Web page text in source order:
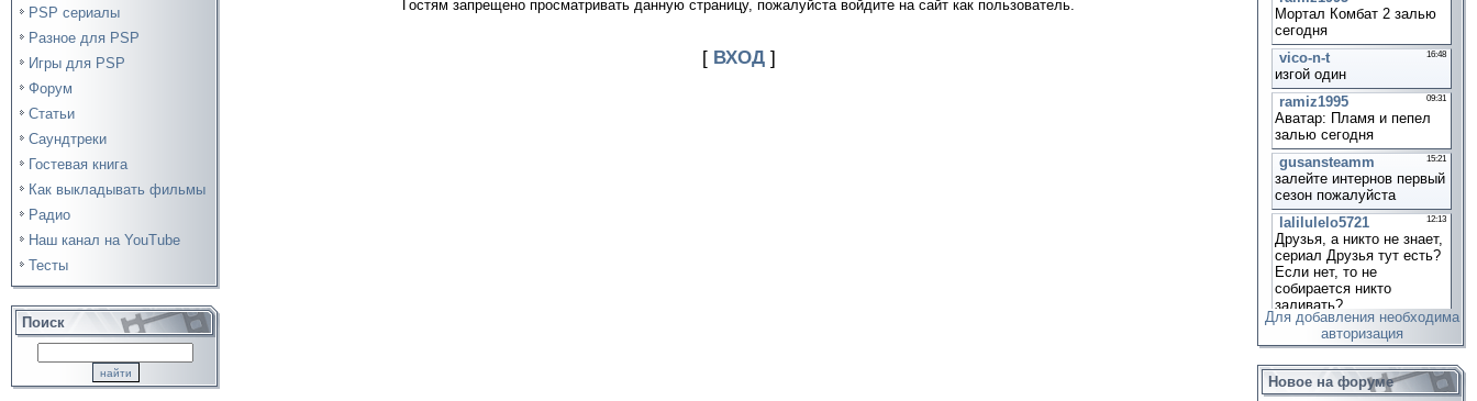
PSP сериалы
Разное для PSP
Игры для PSP
Форум
Статьи
Саундтреки
Гостевая книга
Как выкладывать фильмы
Радио
Наш канал на YouTube
Тесты
Поиск
Гостям запрещено просматривать данную страницу, пожалуйста войдите на сайт как пользователь.
[ ВХОД]
Для добавления необходима
авторизация
Новое на форуме